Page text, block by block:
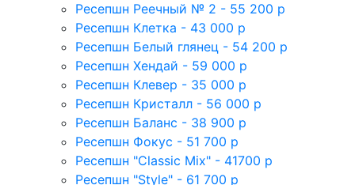
Ресепшн Реечный № 2 - 55 200 р
Ресепшн Клетка - 43 000 р
Ресепшн Белый глянец - 54 200 р
Ресепшн Хендай - 59 000 р
Ресепшн Клевер - 35 000 р
Ресепшн Кристалл - 56 000 р
Ресепшн Баланс - 38 900 р
Ресепшн Фокус - 51 700 р
Ресепшн "Classic Mix" - 41700 р
Ресепшн "Style" - 61 700 р